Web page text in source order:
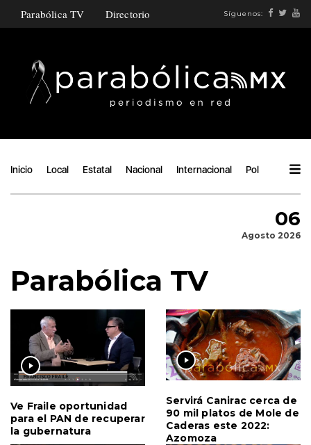
Parabólica TV Directorio Síguenos:
Inicio Local Estatal Nacional Internacional Política
06
Agosto 2026
Parabólica TV
Ve Fraile oportunidad
para el PAN de recuperar
la gubernatura
Servirá Canirac cerca de
90 mil platos de Mole de
Caderas este 2022:
Azomoza